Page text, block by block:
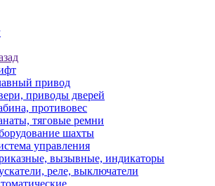
привод
приводы дверей
противовес
тяговые ремни
шахты
управления
вызывные, индикаторы
реле, выключатели